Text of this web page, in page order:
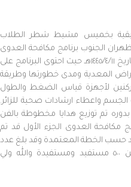
بخميس مشيط شطر الطلاب
الجنوب برنامج مكافحة العدوى
المقام في مجمع موجان بارك التجاري بتاريخ ١٤٤٥/٤/١١هـ حيث احتوى البرنامج على
المعدية ومدى خطورتها وطريقة
لأجهزة قياس الضغط والطول
واعطاء ارشادات صحية للزائر.
تم توزيع هدايا مخطوطة بالفن
مكافحة العدوى الجزء الأول قد تم
الخطة المعتمدة وقد بلغ عدد
المستفيدين في الجزئين كاملة اكثر من ٥٠٠ مستفيد ومستفيدة والله ولي